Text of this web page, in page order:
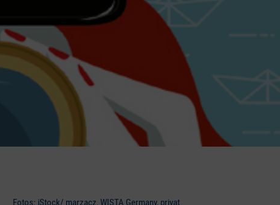
Fotos: iStock/ marzacz, WISTA Germany, privat